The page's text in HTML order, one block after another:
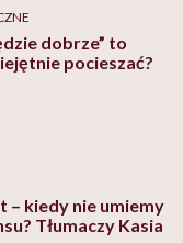
dobrze” to
pocieszać?
– kiedy nie umiemy
Tłumaczy Kasia